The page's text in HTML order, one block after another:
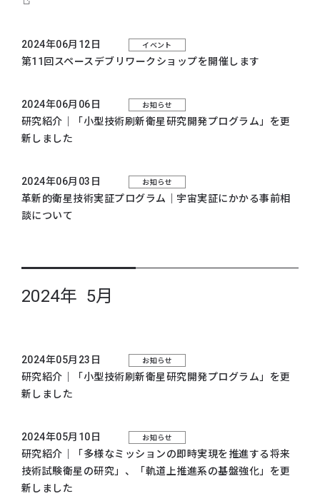
2024年06月12日 イベント
第11回スペースデブリワークショップを開催します
2024年06月06日 お知らせ
研究紹介｜「小型技術刷新衛星研究開発プログラム」を更
新しました
2024年06月03日 お知らせ
革新的衛星技術実証プログラム｜宇宙実証にかかる事前相
談について
2024年 5月
2024年05月23日 お知らせ
研究紹介｜「小型技術刷新衛星研究開発プログラム」を更
新しました
2024年05月10日 お知らせ
研究紹介｜
「多様なミッションの即時実現を推進する将来
技術試験衛星の研究」 、 「軌道上推進系の基盤強化」 を更
新しました